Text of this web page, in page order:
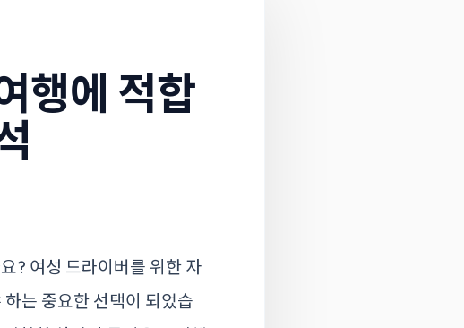
행에 적합
? 여성 드라이버를 위한 자
는 중요한 선택이 되었습